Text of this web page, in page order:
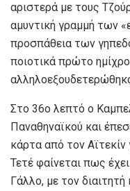
αριστερά με τους
αμυντική γραμμή των
προσπάθεια των
ποιοτικά πρώτο
Στο 36ο λεπτό ο
Παναθηναϊκού και
κάρτα από τον
Τετέ φαίνεται πως
Γάλλο, με τον